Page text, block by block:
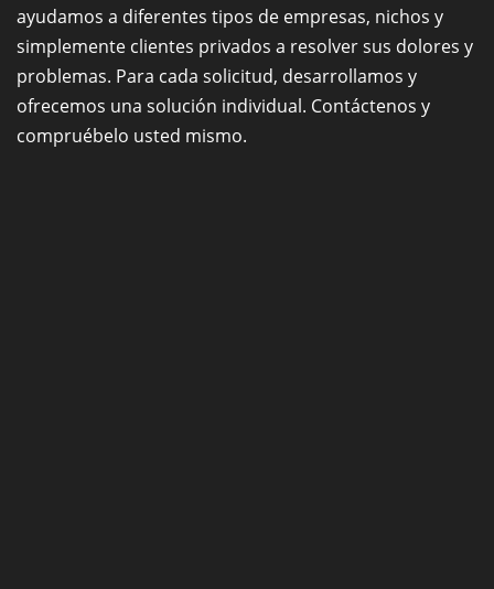
ayudamos a diferentes tipos de empresas, nichos y
simplemente clientes privados a resolver sus dolores y
problemas. Para cada solicitud, desarrollamos y
ofrecemos una solución individual. Contáctenos y
compruébelo usted mismo.